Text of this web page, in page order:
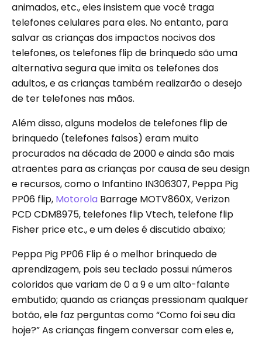
animados, etc., eles insistem que você traga
telefones celulares para eles. No entanto, para
salvar as crianças dos impactos nocivos dos
telefones, os telefones flip de brinquedo são uma
alternativa segura que imita os telefones dos
adultos, e as crianças também realizarão o desejo
de ter telefones nas mãos.
Além disso, alguns modelos de telefones flip de
brinquedo (telefones falsos) eram muito
procurados na década de 2000 e ainda são mais
atraentes para as crianças por causa de seu design
e recursos, como o Infantino ‎IN306307, Peppa Pig
PP06 flip, Motorola Barrage MOTV860X, Verizon
PCD CDM8975, telefones flip Vtech, telefone flip
Fisher price etc., e um deles é discutido abaixo;
Peppa Pig PP06 Flip é o melhor brinquedo de
aprendizagem, pois seu teclado possui números
coloridos que variam de 0 a 9 e um alto-falante
embutido; quando as crianças pressionam qualquer
botão, ele faz perguntas como “Como foi seu dia
hoje?” As crianças fingem conversar com eles e,